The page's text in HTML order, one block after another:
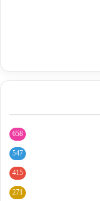
658
547
415
271